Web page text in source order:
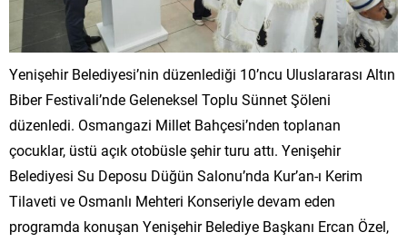
Yenişehir Belediyesi’nin düzenlediği 10’ncu Uluslararası Altın
Biber Festivali’nde Geleneksel Toplu Sünnet Şöleni
düzenledi. Osmangazi Millet Bahçesi’nden toplanan
çocuklar, üstü açık otobüsle şehir turu attı. Yenişehir
Belediyesi Su Deposu Düğün Salonu’nda Kur’an-ı Kerim
Tilaveti ve Osmanlı Mehteri Konseriyle devam eden
programda konuşan Yenişehir Belediye Başkanı Ercan Özel,